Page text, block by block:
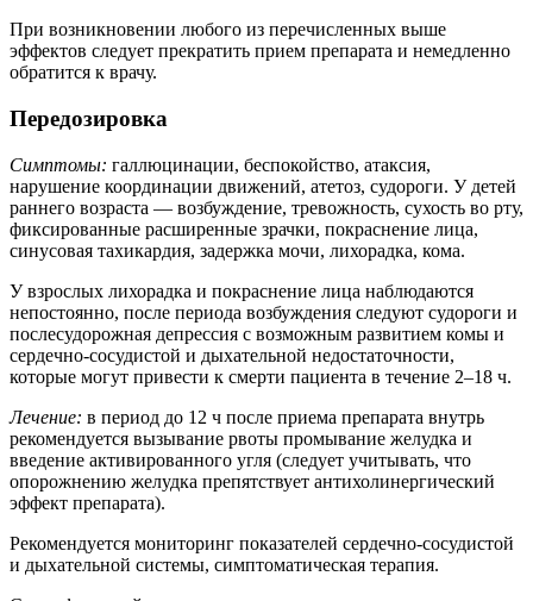
При возникновении любого из перечисленных выше
эффектов следует прекратить прием препарата и немедленно
обратится к врачу.
Передозировка
Симптомы: галлюцинации, беспокойство, атаксия,
нарушение координации движений, атетоз, судороги. У детей
раннего возраста — возбуждение, тревожность, сухость во рту,
фиксированные расширенные зрачки, покраснение лица,
синусовая тахикардия, задержка мочи, лихорадка, кома.
У взрослых лихорадка и покраснение лица наблюдаются
непостоянно, после периода возбуждения следуют судороги и
послесудорожная депрессия с возможным развитием комы и
сердечно-сосудистой и дыхательной недостаточности,
которые могут привести к смерти пациента в течение 2–18 ч.
Лечение: в период до 12 ч после приема препарата внутрь
рекомендуется вызывание рвоты промывание желудка и
введение активированного угля (следует учитывать, что
опорожнению желудка препятствует антихолинергический
эффект препарата).
Рекомендуется мониторинг показателей сердечно-сосудистой
и дыхательной системы, симптоматическая терапия.